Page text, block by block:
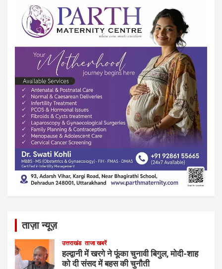
ताज़ा न्यूज़
उत्तराखंड ताजा खबरें
हल्द्वानी में खरगे ने फूंका चुनावी बिगुल, मोदी-शाह
को दी संसद में बहस की चुनौती